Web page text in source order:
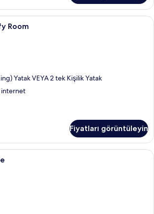
Pool-Access Comfy Room | Ücretsiz
Room
Yatak VEYA 2 tek Kişilik Yatak
internet
Fiyatları görüntüleyin
Grand Ocean Suite | Ücretsiz